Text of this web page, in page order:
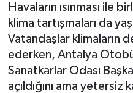
Havaların ısınması ile
klima tartışmaları da
Vatandaşlar klimaların
ederken, Antalya
Sanatkarlar Odası
açıldığını ama yetersiz
Ekonomi
Gündem
Günün Manşetleri
Tüm Manşetler
Son Dakika
Haber Arşivi